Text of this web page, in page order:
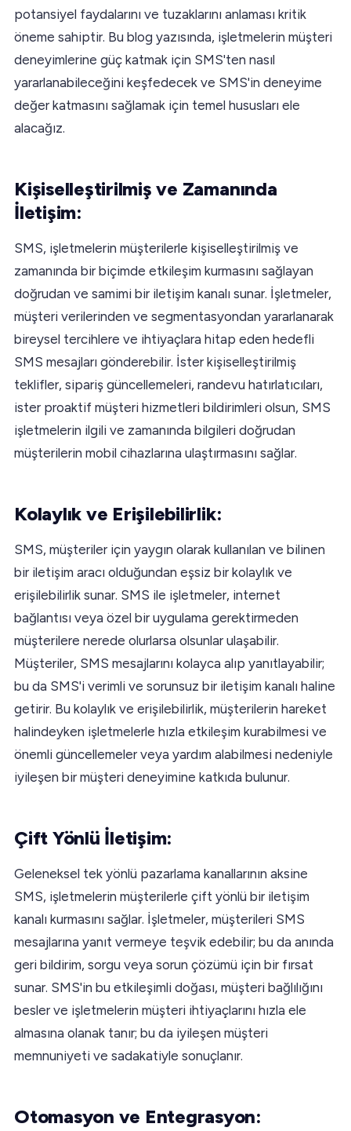
potansiyel faydalarını ve tuzaklarını anlaması kritik
öneme sahiptir. Bu blog yazısında, işletmelerin müşteri
deneyimlerine güç katmak için SMS'ten nasıl
yararlanabileceğini keşfedecek ve SMS'in deneyime
değer katmasını sağlamak için temel hususları ele
alacağız.
Kişiselleştirilmiş ve Zamanında
İletişim:
SMS, işletmelerin müşterilerle kişiselleştirilmiş ve
zamanında bir biçimde etkileşim kurmasını sağlayan
doğrudan ve samimi bir iletişim kanalı sunar. İşletmeler,
müşteri verilerinden ve segmentasyondan yararlanarak
bireysel tercihlere ve ihtiyaçlara hitap eden hedefli
SMS mesajları gönderebilir. İster kişiselleştirilmiş
teklifler, sipariş güncellemeleri, randevu hatırlatıcıları,
ister proaktif müşteri hizmetleri bildirimleri olsun, SMS
işletmelerin ilgili ve zamanında bilgileri doğrudan
müşterilerin mobil cihazlarına ulaştırmasını sağlar.
Kolaylık ve Erişilebilirlik:
SMS, müşteriler için yaygın olarak kullanılan ve bilinen
bir iletişim aracı olduğundan eşsiz bir kolaylık ve
erişilebilirlik sunar. SMS ile işletmeler, internet
bağlantısı veya özel bir uygulama gerektirmeden
müşterilere nerede olurlarsa olsunlar ulaşabilir.
Müşteriler, SMS mesajlarını kolayca alıp yanıtlayabilir;
bu da SMS'i verimli ve sorunsuz bir iletişim kanalı haline
getirir. Bu kolaylık ve erişilebilirlik, müşterilerin hareket
halindeyken işletmelerle hızla etkileşim kurabilmesi ve
önemli güncellemeler veya yardım alabilmesi nedeniyle
iyileşen bir müşteri deneyimine katkıda bulunur.
Çift Yönlü İletişim:
Geleneksel tek yönlü pazarlama kanallarının aksine
SMS, işletmelerin müşterilerle çift yönlü bir iletişim
kanalı kurmasını sağlar. İşletmeler, müşterileri SMS
mesajlarına yanıt vermeye teşvik edebilir; bu da anında
geri bildirim, sorgu veya sorun çözümü için bir fırsat
sunar. SMS'in bu etkileşimli doğası, müşteri bağlılığını
besler ve işletmelerin müşteri ihtiyaçlarını hızla ele
almasına olanak tanır; bu da iyileşen müşteri
memnuniyeti ve sadakatiyle sonuçlanır.
Otomasyon ve Entegrasyon: